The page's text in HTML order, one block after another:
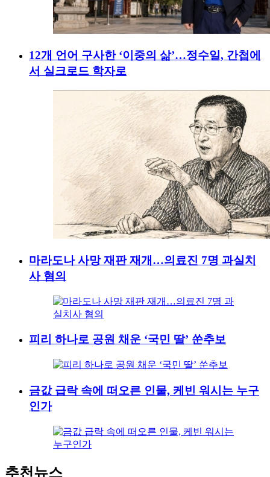
12개 언어 구사한 ‘이중의 삶’…정수일, 간첩에
서 실크로드 학자로
마라도나 사망 재판 재개…의료진 7명 과실치
사 혐의
피리 하나로 공원 채운 ‘국민 딸’ 쑨추보
금값 급락 속에 떠오른 인물, 케빈 워시는 누구
인가
추천뉴스